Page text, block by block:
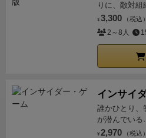
果としては若干地味。好
きるというのは弱くは
質1APで排除ができる
ことは結構あるので弱
他のヒロインと比べて
るのかいまだ不明。
ときに、3AP支払うこ
アクション
りに、敵対
¥ 3,300 （税込）
2～8人
インサイ
誰かひとり、
が潜んでいる
¥ 2,970 （税込）